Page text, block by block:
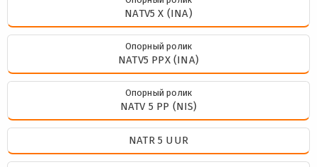
NATV5 X (INA)
Опорный ролик
NATV5 PPX (INA)
Опорный ролик
NATV 5 PP (NIS)
NATR 5 UUR